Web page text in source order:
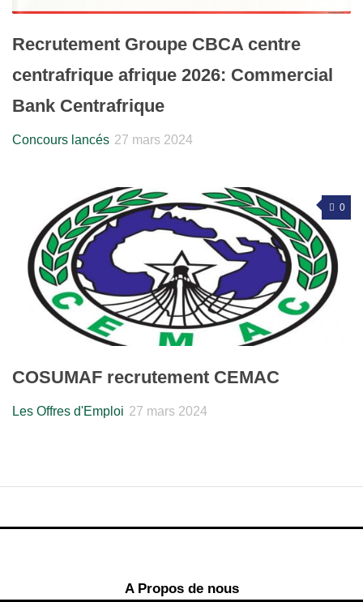
Recrutement Groupe CBCA centre
centrafrique afrique 2026: Commercial
Bank Centrafrique
Concours lancés 27 mars 2024
0
COSUMAF recrutement CEMAC
Les Offres d'Emploi 27 mars 2024
A Propos de nous